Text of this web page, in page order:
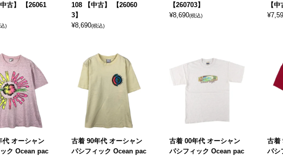
古】 【26061
)
108 【中古】 【26060
3】
¥8,690(税込)
【260703】
¥8,690(税込)
【
¥
代 オーシャン
ク Ocean pac
古着 90年代 オーシャン
パシフィック Ocean pac
古着 00年代 オーシャン
パシフィック Ocean pac
古着
パシ